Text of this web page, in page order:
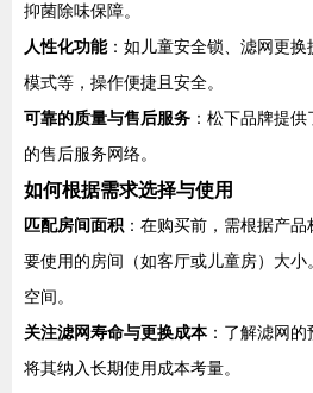
抑菌除味保障。
人性化功能：如儿童安全锁、滤网更
模式等，操作便捷且安全。
可靠的质量与售后服务 ：松下品牌提
的售后服务网络。
如何根据需求选择与使用
匹配房间面积 ：在购买前，需根据产
要使用的房间（如客厅或儿童房）大
空间。
关注滤网寿命与更换成本：了解滤网的
将其纳入长期使用成本考量。